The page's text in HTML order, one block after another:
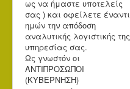
ως να ήμαστε υποτελείς
σας ) και οφείλετε έναντι
ημών την απόδοση
αναλυτικής λογιστικής της
υπηρεσίας σας.
Ως γνωστόν οι
ΑΝΤΙΠΡΟΣΩΠΟΙ
(ΚΥΒΕΡΝΗΣΗ)